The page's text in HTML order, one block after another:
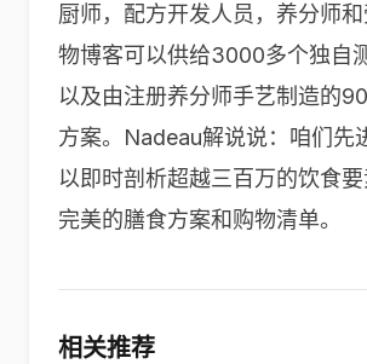
厨师，配方开发人员，养分师
物博客可以供给3000多个独自
以及由注册养分师手艺制造的
方案。Nadeau解说说：咱们先
以即时剖析超越三百万的饮食
完美的膳食方案和购物清单。
相关推荐